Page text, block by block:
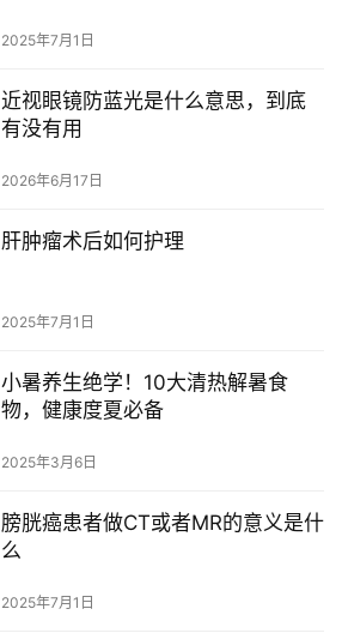
2025年7月1日
近视眼镜防蓝光是什么意思，到底
有没有用
2026年6月17日
肝肿瘤术后如何护理
2025年7月1日
小暑养生绝学！10大清热解暑食
物，健康度夏必备
2025年3月6日
膀胱癌患者做CT或者MR的意义是什
么
2025年7月1日